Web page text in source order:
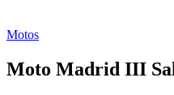
Motos
Moto Madrid III